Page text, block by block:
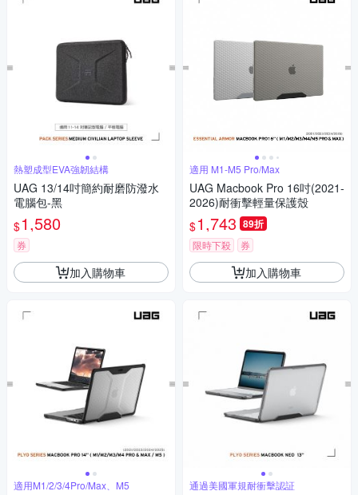
熱塑成型EVA強韌結構
UAG 13/14吋簡約耐磨防潑水
電腦包-黑
$1,580
券
加入購物車
適用M1/2/3/4Pro/Max、M5
適用 M1-M5 Pro/Max
UAG Macbook Pro 16吋(2021-
2026)耐衝擊輕量保護殼
$1,743 89折
限時下殺 券
加入購物車
通過美國軍規耐衝擊認証